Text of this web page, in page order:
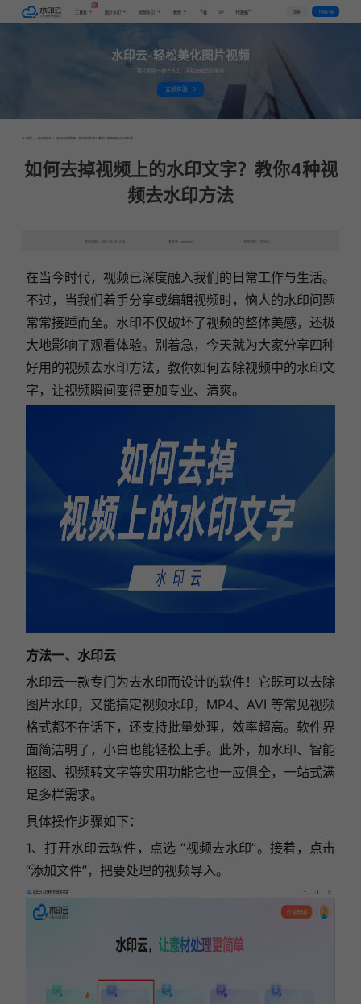
工具集 图片水印 视频水印 教程 下载 VIP 代理推广 登录 下载客户端
水印云-轻松美化图片视频
图片视频一键去水印，手机电脑均可使用
立即体验
首页 > 行业资讯 > 如何去掉视频上的水印文字？教你4种视频去水印方法
如何去掉视频上的水印文字？教你4种视
频去水印方法
发布日期：2025-03-06 11:08 发表者：qianqian 浏览次数：7202次
在当今时代，视频已深度融入我们的日常工作与生活。
不过，当我们着手分享或编辑视频时，恼人的水印问题
常常接踵而至。水印不仅破坏了视频的整体美感，还极
大地影响了观看体验。别着急，今天就为大家分享四种
好用的视频去水印方法，教你如何去除视频中的水印文
字，让视频瞬间变得更加专业、清爽。
方法一、水印云
水印云一款专门为去水印而设计的软件！它既可以去除
图片水印，又能搞定视频水印，MP4、AVI 等常见视频
格式都不在话下，还支持批量处理，效率超高。软件界
面简洁明了，小白也能轻松上手。此外，加水印、智能
抠图、视频转文字等实用功能它也一应俱全，一站式满
足多样需求。
具体操作步骤如下：
1、打开水印云软件，点选 “视频去水印”。接着，点击
“添加文件”，把要处理的视频导入。